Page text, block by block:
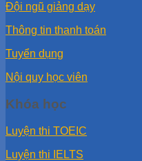
Đội ngũ giảng dạy
Thông tin thanh toán
Tuyển dụng
Nội quy học viên
Khóa học
Luyện thi TOEIC
Luyện thi IELTS